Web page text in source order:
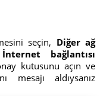
seçin, Diğer ağ
bağlantısı
kutusunu açın ve
mesajı aldıysanız